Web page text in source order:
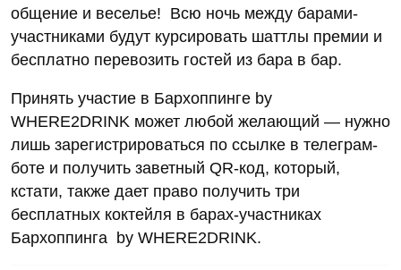
общение и веселье! Всю ночь между барами-
участниками будут курсировать шаттлы премии и
бесплатно перевозить гостей из бара в бар.
Принять участие в Бархоппинге by
WHERE2DRINK может любой желающий — нужно
лишь зарегистрироваться по ссылке в телеграм-
боте и получить заветный QR-код, который,
кстати, также дает право получить три
бесплатных коктейля в барах-участниках
Бархоппинга by WHERE2DRINK.